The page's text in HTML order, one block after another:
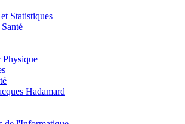
Statistiques
Hadamard